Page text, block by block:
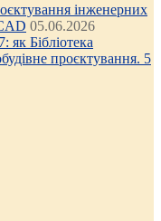
інженерних
05.06.2026
Бібліотека
проєктування. 5